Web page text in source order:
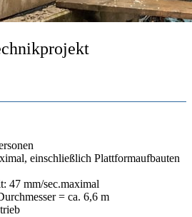
einschließlich Plattformaufbauten
47 mm/sec.maximal
= ca. 6,6 m